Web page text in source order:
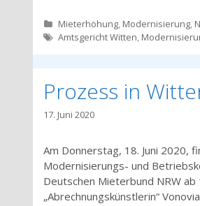
Kategorien
Mieterhöhung, Modernisierung,
Tags
Amtsgericht Witten,
Prozess in
17. Juni 2020
Am Donnerstag, 18. Juni 2020,
Modernisierungs- und
Deutschen Mieterbund NRW ab
„Abrechnungskünstlerin“